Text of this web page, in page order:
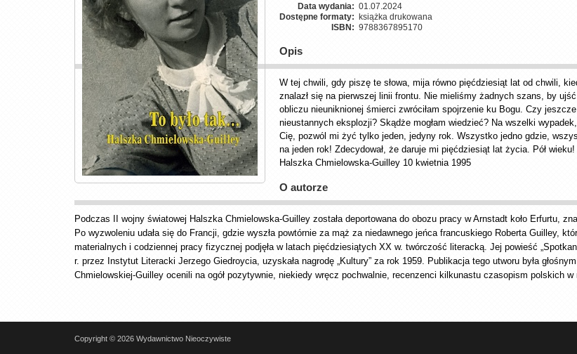
Data wydania: 01.07.2024
Dostępne formaty: książka drukowana
ISBN: 9788367895170
Opis
W tej chwili, gdy piszę te słowa, mija równo pięćdziesiąt lat od chwili,
znalazł się na pierwszej linii frontu. Nie mieliśmy żadnych szans, by
obliczu nieuniknionej śmierci zwróciłam spojrzenie ku Bogu. Czy
nieustannych eksplozji? Skądże mogłam wiedzieć? Na wszelki
Cię, pozwól mi żyć tylko jeden, jedyny rok. Wszystko jedno gdzie,
na jeden rok! Zdecydował, że daruje mi pięćdziesiąt lat życia. Pół
Halszka Chmielowska-Guilley 10 kwietnia 1995
O autorze
Podczas II wojny światowej Halszka Chmielowska-Guilley została deportowana do obozu pracy w Arnstadt koło Erfurtu,
Po wyzwoleniu udała się do Francji, gdzie wyszła powtórnie za mąż za niedawnego jeńca francuskiego Roberta Guilley,
materialnych i codziennej pracy fizycznej podjęła w latach pięćdziesiątych XX w. twórczość literacką. Jej powieść
r. przez Instytut Literacki Jerzego Giedroycia, uzyskała nagrodę „Kultury” za rok 1959. Publikacja tego utworu była
Chmielowskiej-Guilley ocenili na ogół pozytywnie, niekiedy wręcz pochwalnie, recenzenci kilkunastu czasopism polskich w
Copyright © 2026 Wydawnictwo Nieoczywiste